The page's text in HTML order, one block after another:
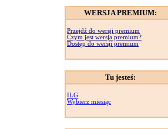
WERSJA PREMIUM:
Przejdź do wersji premium
Czym jest wersja premium?
Dostęp do wersji premium
Tu jesteś:
ILG
Wybierz miesiąc